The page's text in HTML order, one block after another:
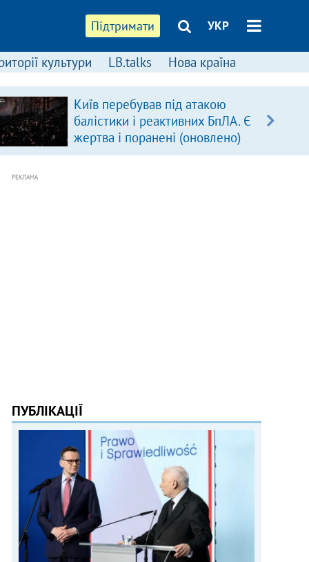
Підтримати УКР
культури LB.talks Нова країна
Київ перебував під атакою
балістики і реактивних БпЛА. Є
жертва і поранені (оновлено)
РЕКЛАМА
ПУБЛІКАЦІЇ